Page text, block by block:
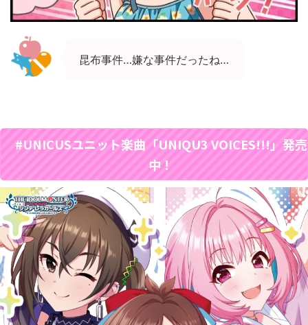
昆布事件…嫌な事件だったね…
#UNICUSユニット楽曲「UNIQU3 VOICES!!!」発売
中！